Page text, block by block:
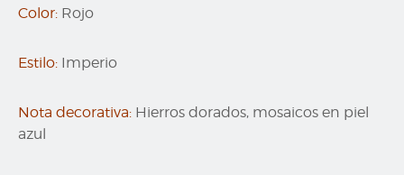
Color: Rojo
Estilo: Imperio
Nota decorativa: Hierros dorados, mosaicos en piel
azul